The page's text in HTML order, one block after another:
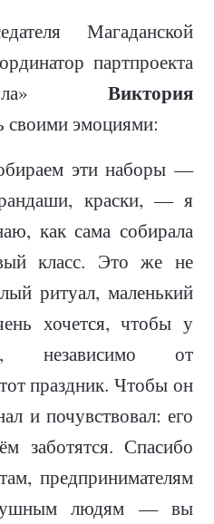
Магаданской
партпроекта
Виктория
своими эмоциями:
эти наборы —
краски, — я
как сама собирала
класс. Это же не
ритуал, маленький
хочется, чтобы у
независимо от
праздник. Чтобы он
и почувствовал: его
заботятся. Спасибо
предпринимателям
людям — вы